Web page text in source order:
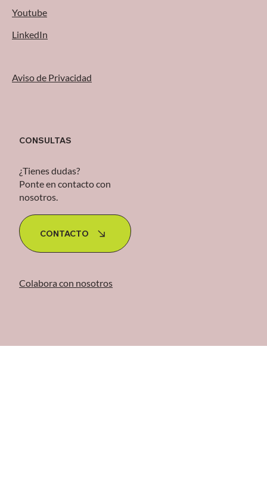
LinkedIn
Youtube
Aviso de Privacidad
Colabora con nosotros
CONTACTO
¿Tienes dudas?
Ponte en contacto con
nosotros.
CONSULTAS